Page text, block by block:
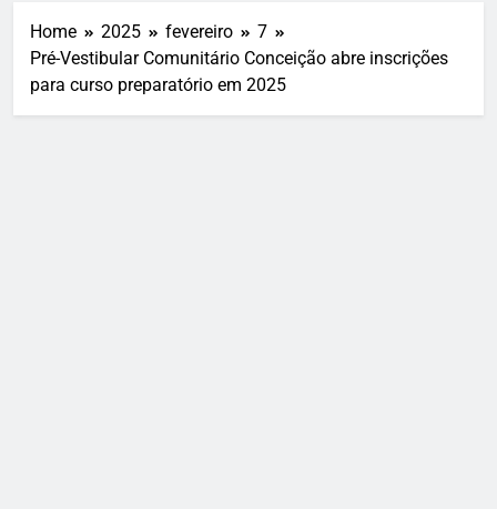
Home 2025 fevereiro
7
Pré-Vestibular Comunitário Conceição abre inscrições
para curso preparatório em 2025